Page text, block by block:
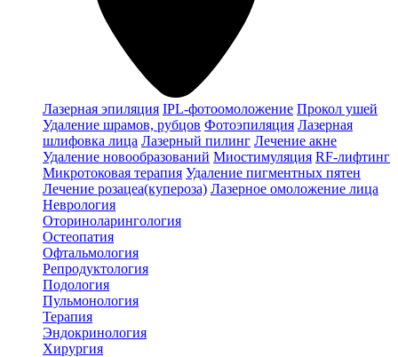
Лазерная эпиляция IPL-фотоомоложение Прокол ушей
Удаление шрамов, рубцов Фотоэпиляция Лазерная
шлифовка лица Лазерный пилинг Лечение акне
Удаление новообразований Миостимуляция RF-лифтинг
Микротоковая терапия Удаление пигментных пятен
Лечение розацеа(купероза) Лазерное омоложение лица
Неврология
Оториноларингология
Остеопатия
Офтальмология
Репродуктология
Подология
Пульмонология
Терапия
Эндокринология
Хирургия